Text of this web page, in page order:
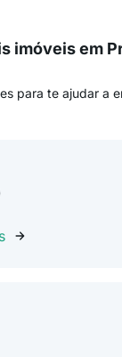
imóveis em
para te ajudar a